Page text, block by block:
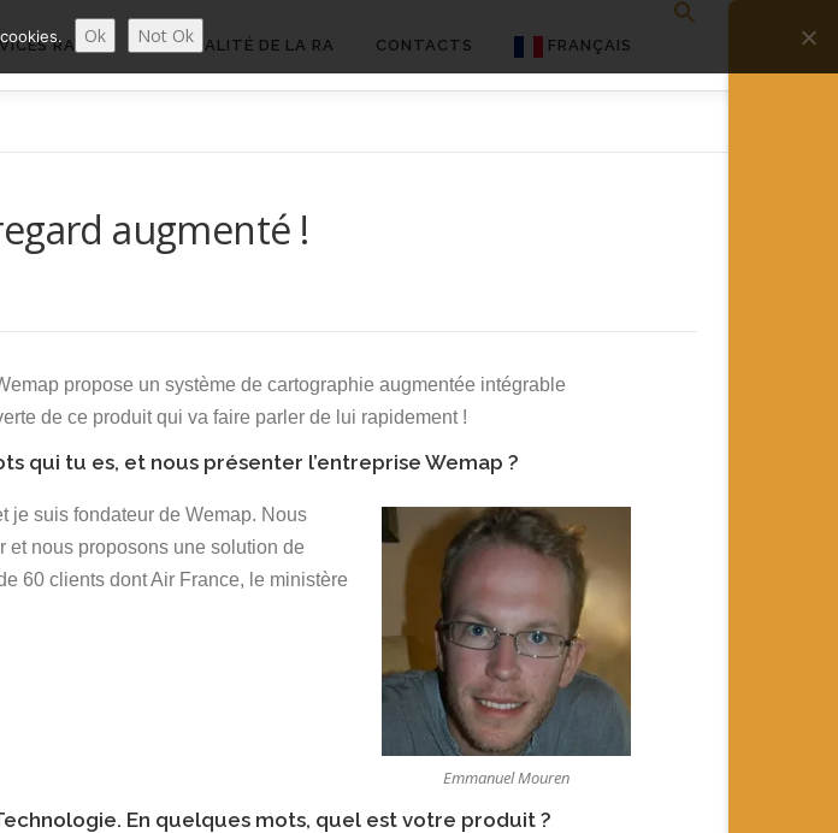
RA’PRO ACTUALITÉ DE LA RA CONTACTS FRANÇAIS
Español
augmenté !
propose un système de cartographie augmentée intégrable
de ce produit qui va faire parler de lui rapidement !
qui tu es, et nous présenter l’entreprise Wemap ?
Emmanuel Mouren
je suis fondateur de Wemap. Nous
et nous proposons une solution de
60 clients dont Air France, le ministère
En quelques mots, quel est votre produit ?
Ok Not Ok